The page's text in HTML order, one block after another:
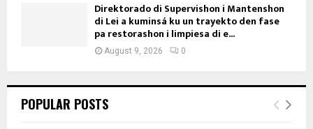
Direktorado di Supervishon i Mantenshon
di Lei a kuminsá ku un trayekto den fase
pa restorashon i limpiesa di e...
August 9, 2026 0
POPULAR POSTS